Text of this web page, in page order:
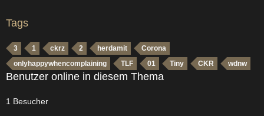
Tags
3 1 ckrz 2 herdamit
Corona
onlyhappywhencomplaining
TLF 01 Tiny CKR wdnw
Benutzer online in diesem Thema
1 Besucher